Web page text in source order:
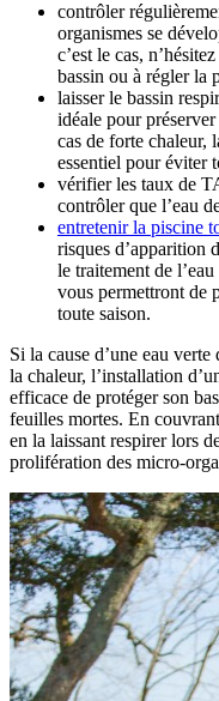
contrôler
organismes se
c’est le cas,
bassin ou à régler la
laisser le bassin
idéale pour
cas de forte chaleur,
essentiel pour éviter
vérifier les taux de
contrôler que l’eau
entretenir la piscine
risques d’apparition
le traitement de
vous permettront de
toute saison.
Si la cause d’une eau
la chaleur, l’installation
efficace de protéger son
feuilles mortes. En
en la laissant respirer lors
prolifération des micro-